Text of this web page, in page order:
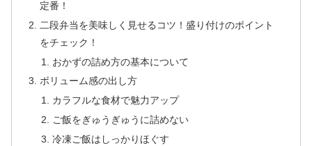
定番！
二段弁当を美味しく見せるコツ！盛り付けのポイント
をチェック！
おかずの詰め方の基本について
ボリューム感の出し方
カラフルな食材で魅力アップ
ご飯をぎゅうぎゅうに詰めない
冷凍ご飯はしっかりほぐす